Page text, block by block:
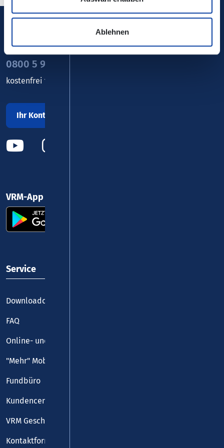
Ablehnen
Verkehrsverbund Rhein-Mosel GmbH
0800 5 986 986
kostenfrei täglich 8 - 20 Uhr
Ihr Kontakt zu uns
VRM-App nutzen und durchstarten
Service
Downloadcenter
FAQ
Online- und Handy-Tickets
"Mehr" Mobilität
Fundbüro
Kundencenter
VRM Geschäftsstelle
Kontaktformular